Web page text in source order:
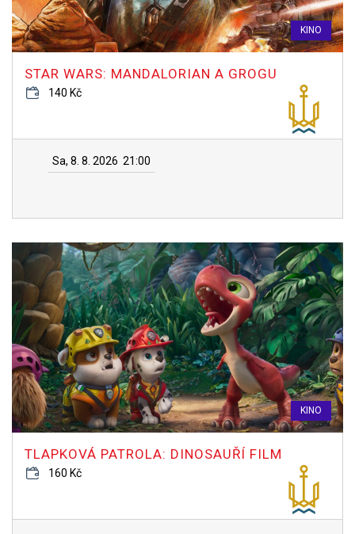
KINO
STAR WARS: MANDALORIAN A GROGU
140 Kč
Sa, 8. 8. 2026 21:00
KINO
TLAPKOVÁ PATROLA: DINOSAUŘÍ FILM
160 Kč